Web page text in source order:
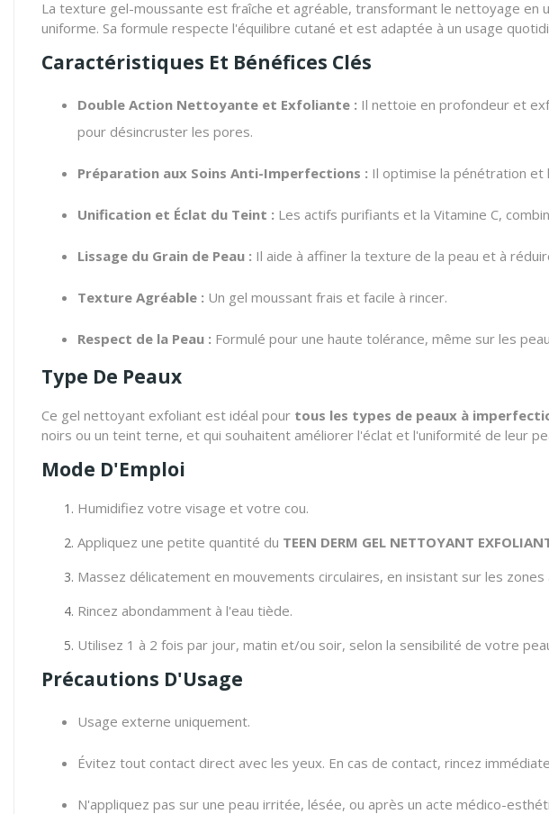
La texture gel-moussante est fraîche et agréable, transformant le nettoyage en
uniforme. Sa formule respecte l'équilibre cutané et est adaptée à un usage
Caractéristiques Et Bénéfices Clés
Double Action Nettoyante et Exfoliante : Il nettoie en profondeur et
pour désincruster les pores.
Préparation aux Soins Anti-Imperfections : Il optimise la pénétration et
Unification et Éclat du Teint : Les actifs purifiants et la Vitamine C,
Lissage du Grain de Peau : Il aide à affiner la texture de la peau et à
Texture Agréable : Un gel moussant frais et facile à rincer.
Respect de la Peau : Formulé pour une haute tolérance, même sur les
Type De Peaux
Ce gel nettoyant exfoliant est idéal pour tous les types de peaux à
noirs ou un teint terne, et qui souhaitent améliorer l'éclat et l'uniformité de leur
Mode D'Emploi
Humidifiez votre visage et votre cou.
Appliquez une petite quantité du TEEN DERM GEL NETTOYANT
Massez délicatement en mouvements circulaires, en insistant sur les
Rincez abondamment à l'eau tiède.
Utilisez 1 à 2 fois par jour, matin et/ou soir, selon la sensibilité de votre
Précautions D'Usage
Usage externe uniquement.
Évitez tout contact direct avec les yeux. En cas de contact, rincez
N'appliquez pas sur une peau irritée, lésée, ou après un acte médico-